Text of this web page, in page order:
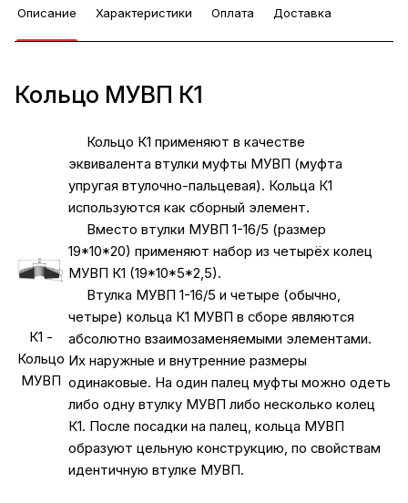
Описание Характеристики Оплата Доставка
Кольцо МУВП К1
К1 -
Кольцо
МУВП
Кольцо К1 применяют в качестве
эквивалента втулки муфты МУВП (муфта
упругая втулочно-пальцевая). Кольца К1
используются как сборный элемент.
Вместо втулки МУВП 1-16/5 (размер
19*10*20) применяют набор из четырёх колец
МУВП К1 (19*10*5*2,5).
Втулка МУВП 1-16/5 и четыре (обычно,
четыре) кольца К1 МУВП в сборе являются
абсолютно взаимозаменяемыми элементами.
Их наружные и внутренние размеры
одинаковые. На один палец муфты можно одеть
либо одну втулку МУВП либо несколько колец
К1. После посадки на палец, кольца МУВП
образуют цельную конструкцию, по свойствам
идентичную втулке МУВП.